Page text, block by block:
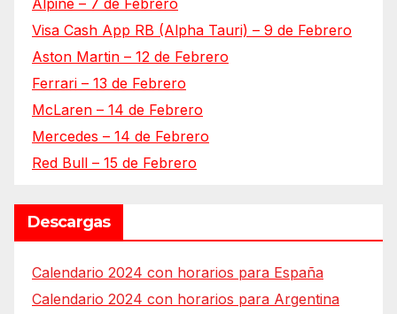
Alpine – 7 de Febrero
Visa Cash App RB (Alpha Tauri) – 9 de Febrero
Aston Martin – 12 de Febrero
Ferrari – 13 de Febrero
McLaren – 14 de Febrero
Mercedes – 14 de Febrero
Red Bull – 15 de Febrero
Descargas
Calendario 2024 con horarios para España
Calendario 2024 con horarios para Argentina